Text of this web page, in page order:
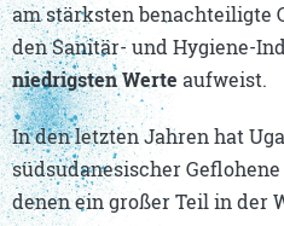
am stärksten benachteiligte
den Sanitär- und Hygiene-
niedrigsten Werte aufweist.
In den letzten Jahren hat
südsudanesischer
denen ein großer Teil in der